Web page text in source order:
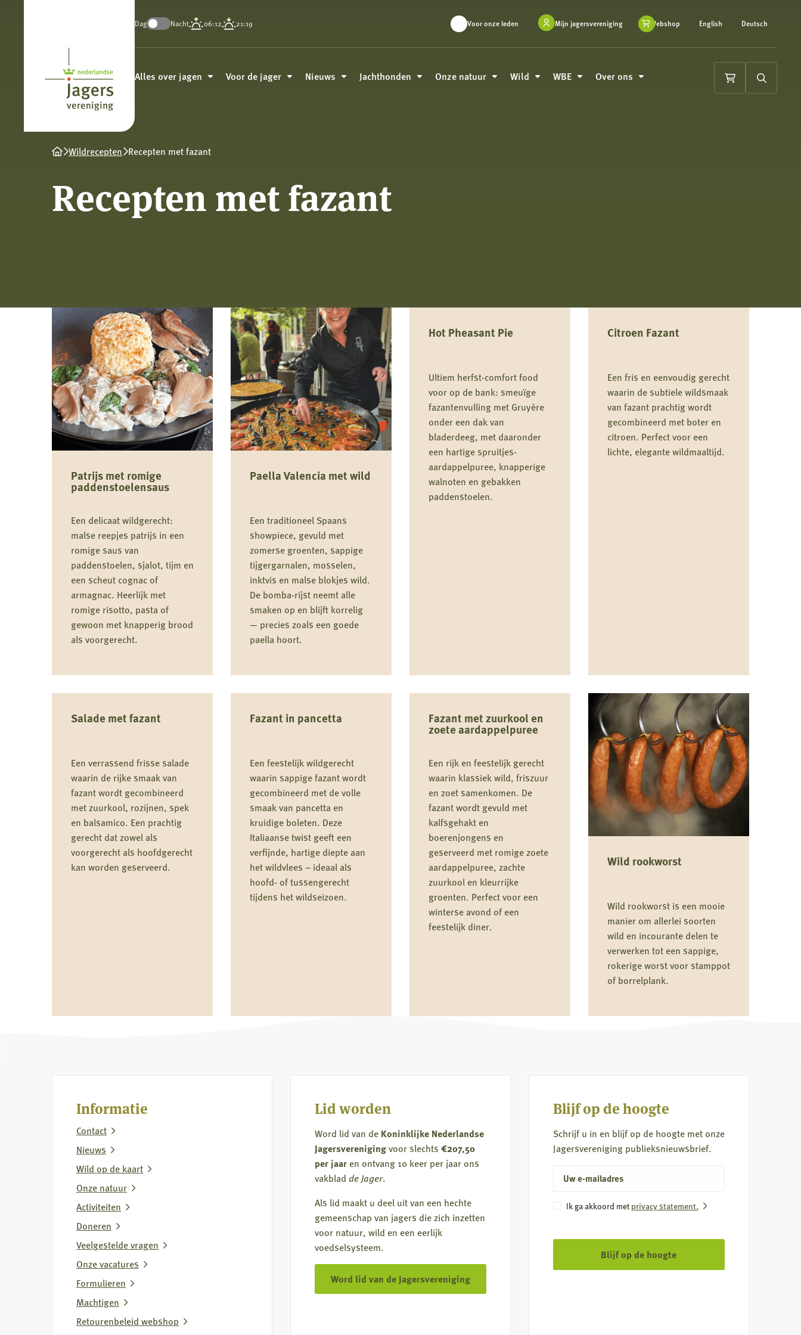
Nederlandse
Jagersvereniging
Dag Nacht 06:12 21:19 Voor onze leden Mijn jagersvereniging Webshop English Deutsch
Alles over jagen Voor de jager Nieuws Jachthonden Onze natuur Wild WBE Over ons
Winkelwagen
Zoeken
Wildrecepten Recepten met fazant
Recepten met fazant
Patrijs met romige
paddenstoelensaus
Een delicaat wildgerecht:
malse reepjes patrijs in een
romige saus van
paddenstoelen, sjalot, tijm en
een scheut cognac of
armagnac. Heerlijk met
romige risotto, pasta of
gewoon met knapperig brood
als voorgerecht.
romige
paddenstoelensaus
Paella Valencia met wild
Een traditioneel Spaans
showpiece, gevuld met
zomerse groenten, sappige
tijgergarnalen, mosselen,
inktvis en malse blokjes wild.
De bomba-rijst neemt alle
smaken op en blijft korrelig
— precies zoals een goede
paella hoort.
Hot Pheasant Pie
Ultiem herfst-comfort food
voor op de bank: smeuïge
fazantenvulling met Gruyère
onder een dak van
bladerdeeg, met daaronder
een hartige spruitjes-
aardappelpuree, knapperige
walnoten en gebakken
paddenstoelen.
Citroen Fazant
Een fris en eenvoudig gerecht
waarin de subtiele wildsmaak
van fazant prachtig wordt
gecombineerd met boter en
citroen. Perfect voor een
lichte, elegante wildmaaltijd.
meer
over
Citroen
Fazant
Salade met fazant
Een verrassend frisse salade
waarin de rijke smaak van
fazant wordt gecombineerd
met zuurkool, rozijnen, spek
en balsamico. Een prachtig
gerecht dat zowel als
voorgerecht als hoofdgerecht
kan worden geserveerd.
Fazant in pancetta
Een feestelijk wildgerecht
waarin sappige fazant wordt
gecombineerd met de volle
smaak van pancetta en
kruidige boleten. Deze
Italiaanse twist geeft een
verfijnde, hartige diepte aan
het wildvlees – ideaal als
hoofd- of tussengerecht
tijdens het wildseizoen.
Fazant met zuurkool en
zoete aardappelpuree
Een rijk en feestelijk gerecht
waarin klassiek wild, friszuur
en zoet samenkomen. De
fazant wordt gevuld met
kalfsgehakt en
boerenjongens en
geserveerd met romige zoete
aardappelpuree, zachte
zuurkool en kleurrijke
groenten. Perfect voor een
winterse avond of een
feestelijk diner.
zoete
aardappelpuree
Wild rookworst
Wild rookworst is een mooie
manier om allerlei soorten
wild en incourante delen te
verwerken tot een sappige,
rokerige worst voor stamppot
of borrelplank.
Informatie
Contact
Nieuws
Wild op de kaart
Onze natuur
Activiteiten
Doneren
Veelgestelde vragen
Onze vacatures
Formulieren
Machtigen
Retourenbeleid webshop
Lid worden
Word lid van de Koninklijke Nederlandse
Jagersverenigingvoor slechts €207,50
per jaaren ontvang 10 keer per jaar ons
vakblad de Jager.
Als lid maakt u deel uit van een hechte
gemeenschap van jagers die zich inzetten
voor natuur, wild en een eerlijk
voedselsysteem.
Word lid van de Jagersvereniging
Blijf op de hoogte
Schrijf u in en blijf op de hoogte met onze
Jagersvereniging publieksnieuwsbrief.
mailadres
Instemming
Ik ga akkoord met privacy statement.